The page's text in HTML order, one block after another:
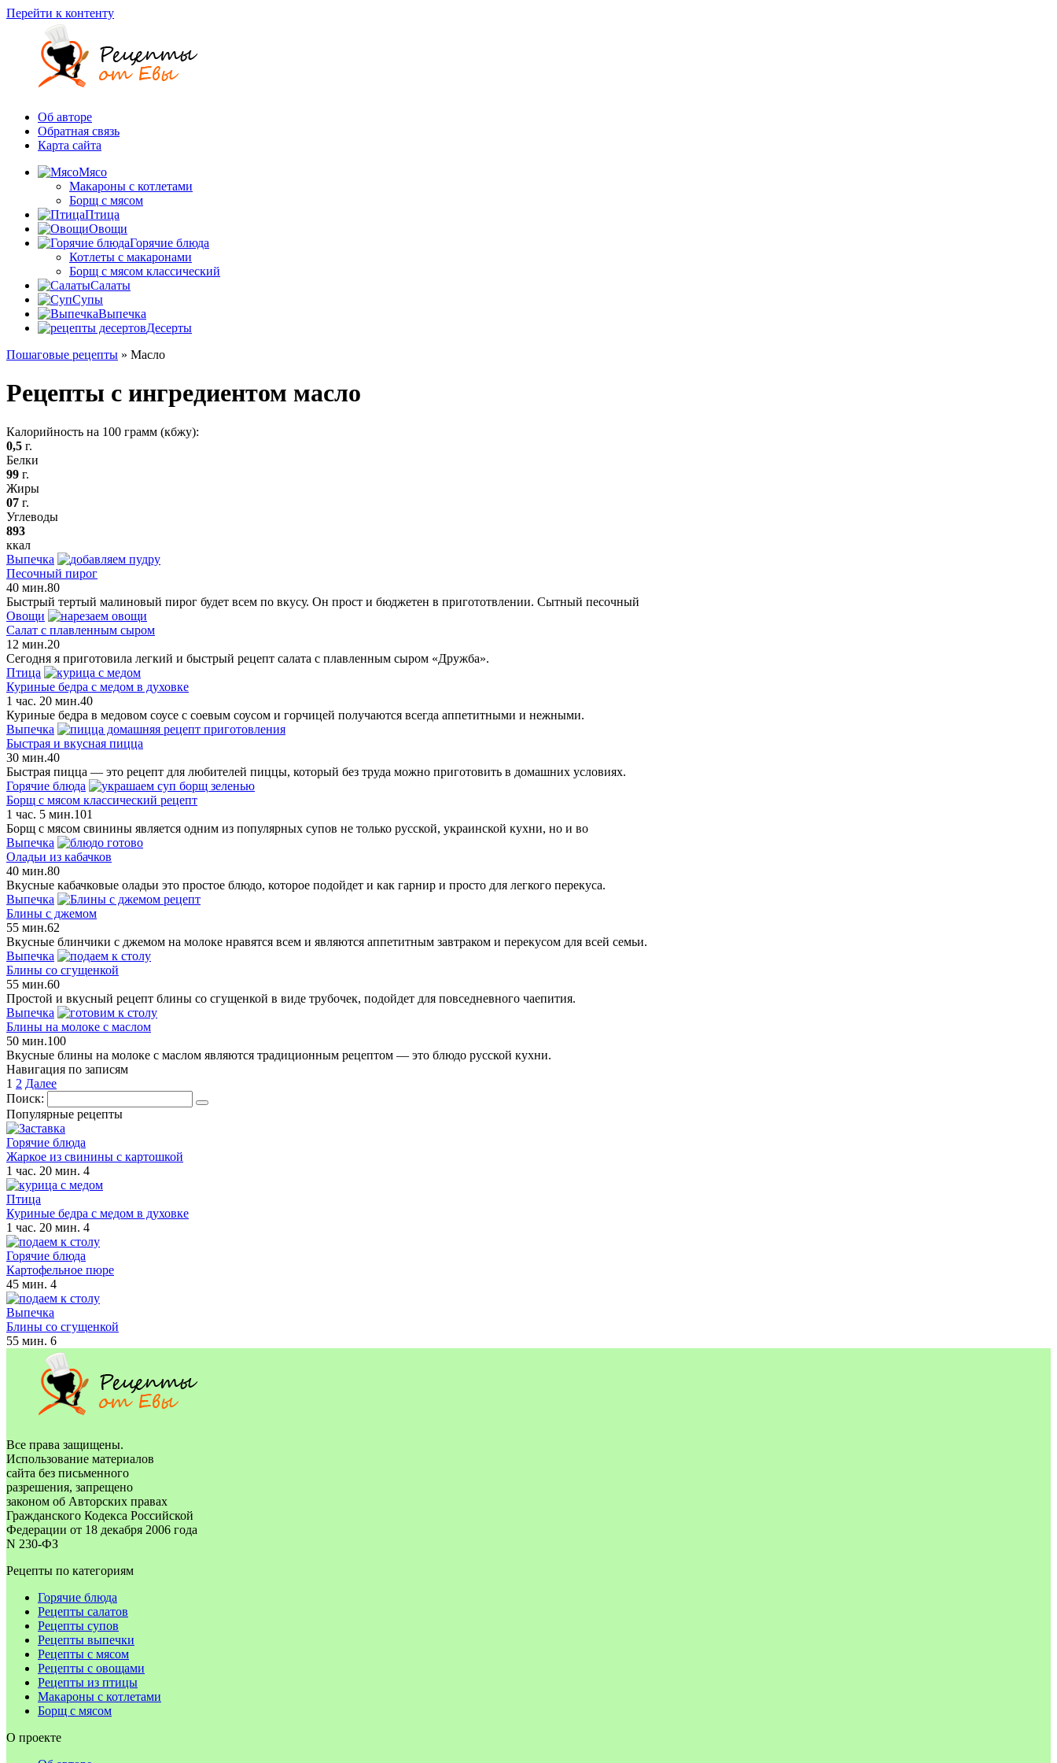
Перейти к контенту
Об авторе
Обратная связь
Карта сайта
Мясо
Макароны с котлетами
Борщ с мясом
Птица
Овощи
Горячие блюда
Котлеты с макаронами
Борщ с мясом классический
Салаты
Супы
Выпечка
Десерты
Пошаговые рецепты » Масло
Рецепты с ингредиентом масло
Калорийность на 100 грамм (кбжу):
0,5 г.
Белки
99 г.
Жиры
07 г.
Углеводы
893
ккал
Выпечка
Песочный пирог
40 мин.80
Быстрый тертый малиновый пирог будет всем по вкусу. Он прост и бюджетен в пригототвлении. Сытный песочный
Овощи
Салат с плавленным сыром
12 мин.20
Сегодня я приготовила легкий и быстрый рецепт салата с плавленным сыром «Дружба».
Птица
Куриные бедра с медом в духовке
1 час. 20 мин.40
Куриные бедра в медовом соусе с соевым соусом и горчицей получаются всегда аппетитными и нежными.
Выпечка
Быстрая и вкусная пицца
30 мин.40
Быстрая пицца — это рецепт для любителей пиццы, который без труда можно приготовить в домашних условиях.
Горячие блюда
Борщ с мясом классический рецепт
1 час. 5 мин.101
Борщ с мясом свинины является одним из популярных супов не только русской, украинской кухни, но и во
Выпечка
Оладьи из кабачков
40 мин.80
Вкусные кабачковые оладьи это простое блюдо, которое подойдет и как гарнир и просто для легкого перекуса.
Выпечка
Блины с джемом
55 мин.62
Вкусные блинчики с джемом на молоке нравятся всем и являются аппетитным завтраком и перекусом для всей семьи.
Выпечка
Блины со сгущенкой
55 мин.60
Простой и вкусный рецепт блины со сгущенкой в виде трубочек, подойдет для повседневного чаепития.
Выпечка
Блины на молоке с маслом
50 мин.100
Вкусные блины на молоке с маслом являются традиционным рецептом — это блюдо русской кухни.
Навигация по записям
1 2 Далее
Поиск:
Популярные рецепты
Горячие блюда
Жаркое из свинины с картошкой
1 час. 20 мин. 4
Птица
Куриные бедра с медом в духовке
1 час. 20 мин. 4
Горячие блюда
Картофельное пюре
45 мин. 4
Выпечка
Блины со сгущенкой
55 мин. 6
Все права защищены.
Использование материалов
сайта без письменного
разрешения, запрещено
законом об Авторских правах
Гражданского Кодекса Российской
Федерации от 18 декабря 2006 года
N 230-ФЗ
Рецепты по категориям
Горячие блюда
Рецепты салатов
Рецепты супов
Рецепты выпечки
Рецепты с мясом
Рецепты с овощами
Рецепты из птицы
Макароны с котлетами
Борщ с мясом
О проекте